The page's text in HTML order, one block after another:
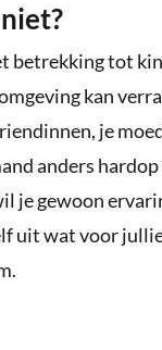
betrekking tot
kan
je
anders
je gewoon
uit wat voor